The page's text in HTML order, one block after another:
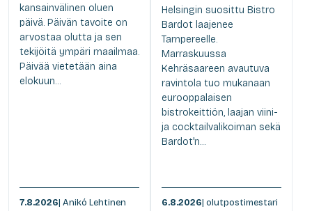
kansainvälinen oluen
päivä. Päivän tavoite on
arvostaa olutta ja sen
tekijöitä ympäri maailmaa.
Päivää vietetään aina
elokuun...
7.8.2026| Anikó Lehtinen
Helsingin suosittu Bistro
Bardot laajenee
Tampereelle.
Marraskuussa
Kehräsaareen avautuva
ravintola tuo mukanaan
eurooppalaisen
bistrokeittiön, laajan viini-
ja cocktailvalikoiman sekä
Bardot'n...
6.8.2026| olutpostimestari